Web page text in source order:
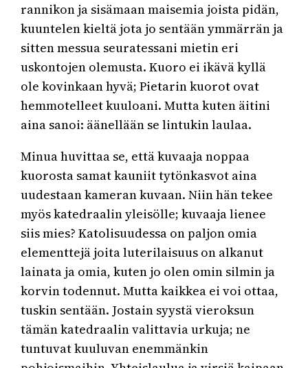
rannikon ja sisämaan maisemia joista pidän,
kuuntelen kieltä jota jo sentään ymmärrän ja
sitten messua seuratessani mietin eri
uskontojen olemusta. Kuoro ei ikävä kyllä
ole kovinkaan hyvä; Pietarin kuorot ovat
hemmotelleet kuuloani. Mutta kuten äitini
aina sanoi: äänellään se lintukin laulaa.
Minua huvittaa se, että kuvaaja noppaa
kuorosta samat kauniit tytönkasvot aina
uudestaan kameran kuvaan. Niin hän tekee
myös katedraalin yleisölle; kuvaaja lienee
siis mies? Katolisuudessa on paljon omia
elementtejä joita luterilaisuus on alkanut
lainata ja omia, kuten jo olen omin silmin ja
korvin todennut. Mutta kaikkea ei voi ottaa,
tuskin sentään. Jostain syystä vieroksun
tämän katedraalin valittavia urkuja; ne
tuntuvat kuuluvan enemmänkin